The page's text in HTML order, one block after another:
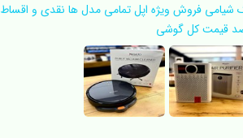
شیامی فروش ویژه اپل تمامی مدل ها نقدی و اقساط